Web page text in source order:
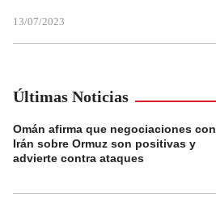
13/07/2023
Últimas Noticias
Omán afirma que negociaciones con
Irán sobre Ormuz son positivas y
advierte contra ataques